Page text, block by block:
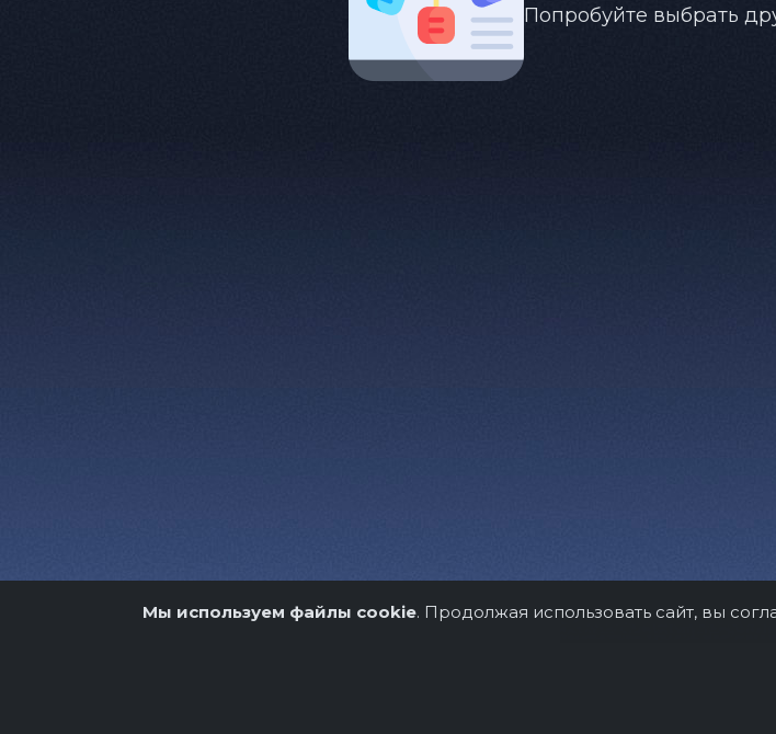
Попробуйте выбрать
Мы используем файлы cookie. Продолжая использовать сайт, вы